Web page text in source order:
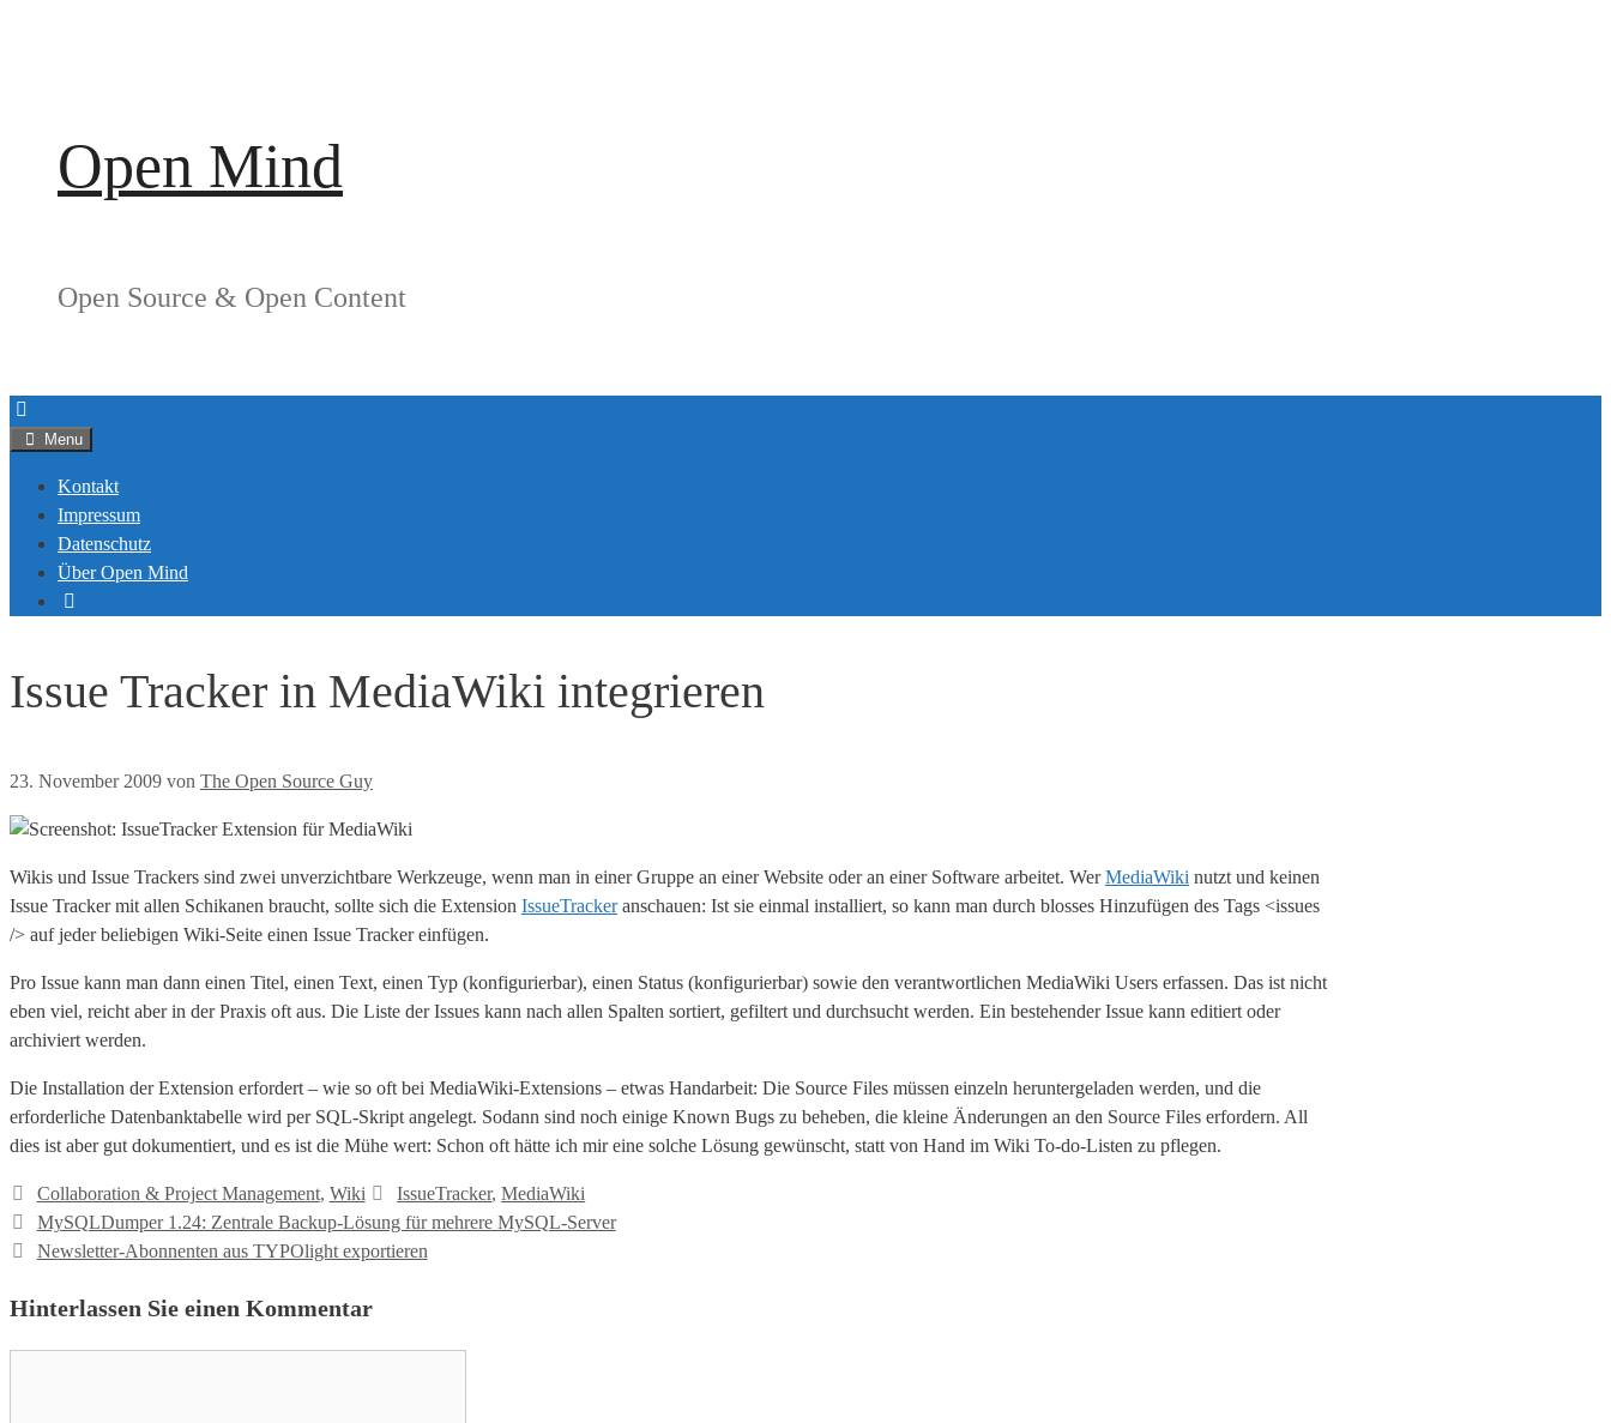
Open Mind
Open Source & Open Content
Menu
Kontakt
Impressum
Datenschutz
Über Open Mind
Issue Tracker in MediaWiki integrieren
23. November 2009 von The Open Source Guy
Wikis und Issue Trackers sind zwei unverzichtbare Werkzeuge, wenn man in einer Gruppe an einer Website oder an einer Software arbeitet. WerMediaWiki nutzt und keinen
Issue Tracker mit allen Schikanen braucht, sollte sich die Extension IssueTrackeranschauen: Ist sie einmal installiert, so kann man durch blosses Hinzufügen des Tags <issues
/> auf jeder beliebigen Wiki-Seite einen Issue Tracker einfügen.
Pro Issue kann man dann einen Titel, einen Text, einen Typ (konfigurierbar), einen Status (konfigurierbar) sowie den verantwortlichen MediaWiki Users erfassen. Das ist nicht
eben viel, reicht aber in der Praxis oft aus. Die Liste der Issues kann nach allen Spalten sortiert, gefiltert und durchsucht werden. Ein bestehender Issue kann editiert oder
archiviert werden.
Die Installation der Extension erfordert – wie so oft bei MediaWiki-Extensions – etwas Handarbeit: Die Source Files müssen einzeln heruntergeladen werden, und die
erforderliche Datenbanktabelle wird per SQL-Skript angelegt. Sodann sind noch einige Known Bugs zu beheben, die kleine Änderungen an den Source Files erfordern. All
dies ist aber gut dokumentiert, und es ist die Mühe wert: Schon oft hätte ich mir eine solche Lösung gewünscht, statt von Hand im Wiki To-do-Listen zu pflegen.
Kategorien
Collaboration & Project Management, Wiki Tags
IssueTracker,MediaWiki
MySQLDumper 1.24: Zentrale Backup-Lösung für mehrere MySQL-Server
Newsletter-Abonnenten aus TYPOlight exportieren
Hinterlassen Sie einen Kommentar